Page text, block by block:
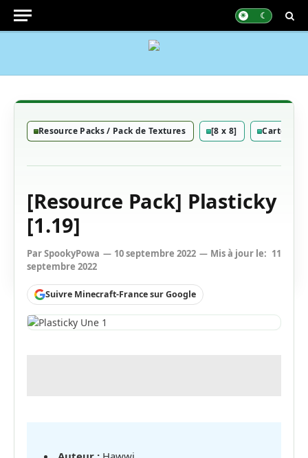
Resource Packs / Pack de Textures [8 x 8] Cartoon
[Resource Pack] Plasticky
[1.19]
ParSpookyPowa 10 septembre 2022 Mis à jour le: 11
septembre 2022
Suivre Minecraft-France sur Google